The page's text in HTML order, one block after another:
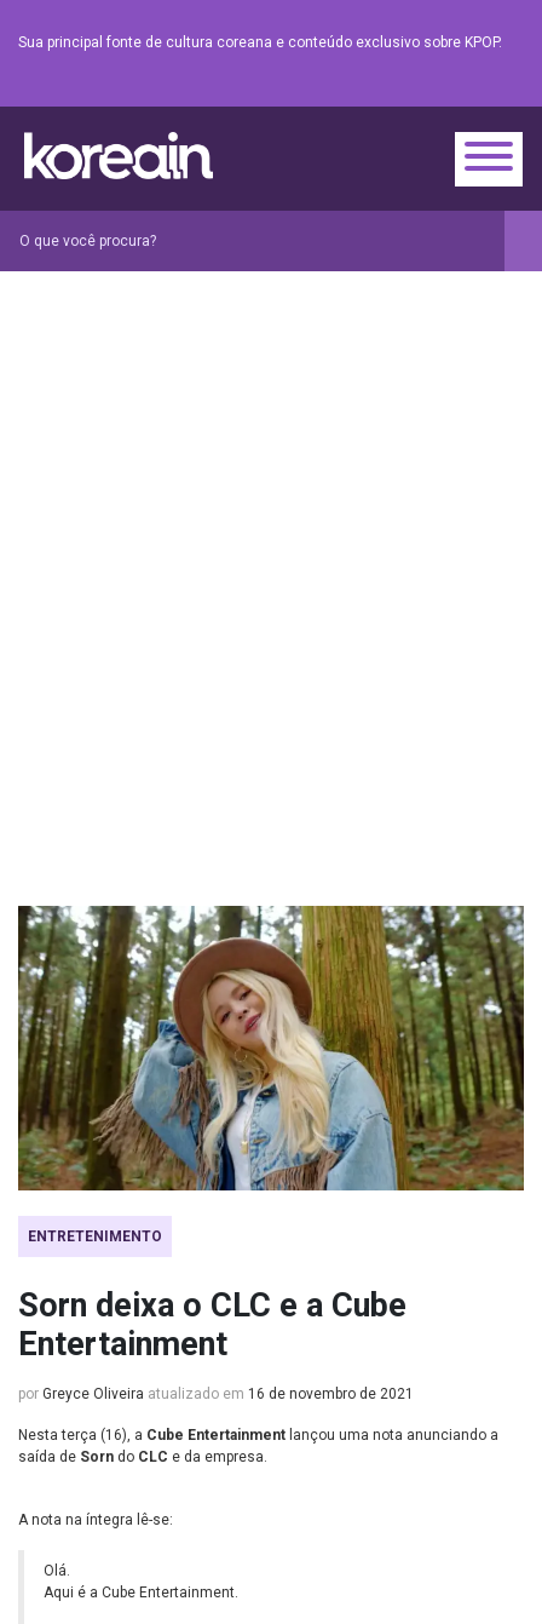
Sua principal fonte de cultura coreana e conteúdo exclusivo sobre KPOP.
ENTRETENIMENTO
Sorn deixa o CLC e a Cube
Entertainment
por Greyce Oliveira atualizado em 16 de novembro de 2021
Nesta terça (16), a Cube Entertainment lançou uma nota anunciando a
saída de Sorn do CLC e da empresa.
A nota na íntegra lê-se:
Olá.
Aqui é a Cube Entertainment.